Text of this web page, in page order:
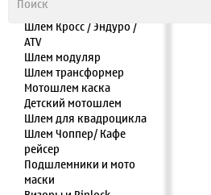
Шлем полулицевик
Шлем Кросс / Эндуро /
ATV
Шлем модуляр
Шлем трансформер
Мотошлем каска
Детский мотошлем
Шлем для квадроцикла
Шлем Чоппер/ Кафе
рейсер
Подшлемники и мото
маски